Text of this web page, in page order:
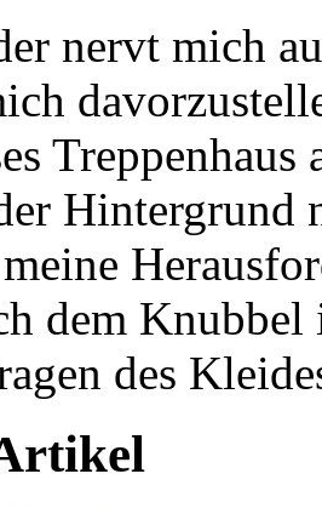
nervt mich
Hintergrund
dem Knubbel
des